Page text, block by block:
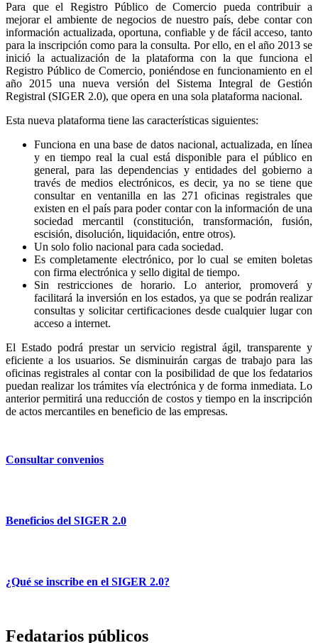
Para que el Registro Público de Comercio pueda contribuir a
mejorar el ambiente de negocios de nuestro país, debe contar con
información actualizada, oportuna, confiable y de fácil acceso, tanto
para la inscripción como para la consulta. Por ello, en el año 2013 se
inició la actualización de la plataforma con la que funciona el
Registro Público de Comercio, poniéndose en funcionamiento en el
año 2015 una nueva versión del Sistema Integral de Gestión
Registral (SIGER 2.0), que opera en una sola plataforma nacional.
Esta nueva plataforma tiene las características siguientes:
Funciona en una base de datos nacional, actualizada, en línea
y en tiempo real la cual está disponible para el público en
general, para las dependencias y entidades del gobierno a
través de medios electrónicos, es decir, ya no se tiene que
consultar en ventanilla en las 271 oficinas registrales que
existen en el país para poder contar con la información de una
sociedad mercantil (constitución, transformación, fusión,
escisión, disolución, liquidación, entre otros).
Un solo folio nacional para cada sociedad.
Es completamente electrónico, por lo cual se emiten boletas
con firma electrónica y sello digital de tiempo.
Sin restricciones de horario. Lo anterior, promoverá y
facilitará la inversión en los estados, ya que se podrán realizar
consultas y solicitar certificaciones desde cualquier lugar con
acceso a internet.
El Estado podrá prestar un servicio registral ágil, transparente y
eficiente a los usuarios. Se disminuirán cargas de trabajo para las
oficinas registrales al contar con la posibilidad de que los fedatarios
puedan realizar los trámites vía electrónica y de forma inmediata. Lo
anterior permitirá una reducción de costos y tiempo en la inscripción
de actos mercantiles en beneficio de las empresas.
Consultar convenios
Beneficios del SIGER 2.0
¿Qué se inscribe en el SIGER 2.0?
Fedatarios públicos